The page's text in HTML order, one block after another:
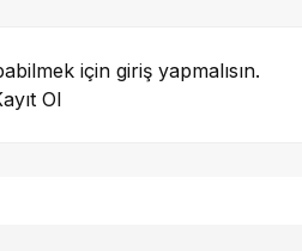
için giriş yapmalısın.
Ol